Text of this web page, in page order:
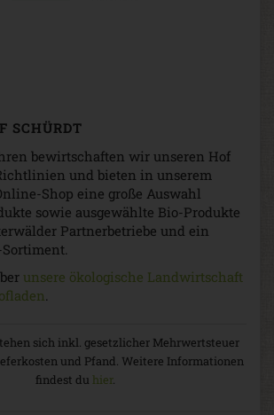
SCHÜRDT
bewirtschaften wir unseren Hof
und bieten in unserem
Shop eine große Auswahl
sowie ausgewählte Bio-Produkte
Partnerbetriebe und ein
unsere ökologische Landwirtschaft
.
sich inkl. gesetzlicher Mehrwertsteuer
und Pfand. Weitere Informationen
findest du hier.